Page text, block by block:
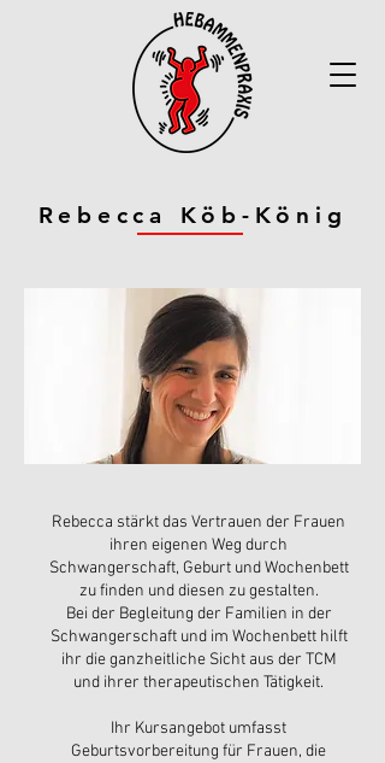
Rebecca Köb-König
Rebecca stärkt das Vertrauen der Frauen
ihren eigenen Weg durch
Schwangerschaft, Geburt und Wochenbett
zu finden und diesen zu gestalten.
Bei der Begleitung der Familien in der
Schwangerschaft und im Wochenbett hilft
ihr die ganzheitliche Sicht aus der TCM
und ihrer therapeutischen Tätigkeit.
Ihr Kursangebot umfasst
Geburtsvorbereitung für Frauen, die